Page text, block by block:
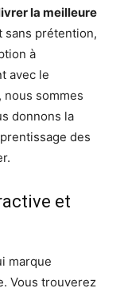
la meilleure
sans prétention,
à
avec le
nous sommes
donnons la
des
et
marque
Vous trouverez